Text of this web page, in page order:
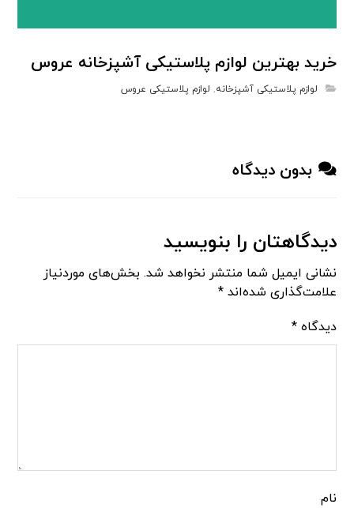
خرید بهترین لوازم پلاستیکی آشپزخانه عروس
لوازم پلاستیکی آشپزخانه, لوازم پلاستیکی عروس
بدون دیدگاه
دیدگاهتان را بنویسید
نشانی ایمیل شما منتشر نخواهد شد. بخش‌های موردنیاز
علامت‌گذاری شده‌اند*
دیدگاه*
نام